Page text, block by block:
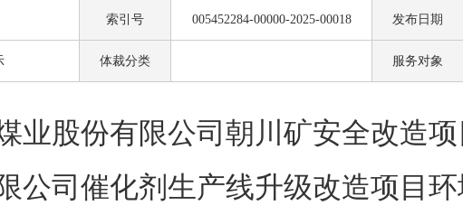
索引号 005452284-00000-2025-00018 发布日期
体裁分类 服务对象
业股份有限公司朝川矿安全改造
公司催化剂生产线升级改造项目